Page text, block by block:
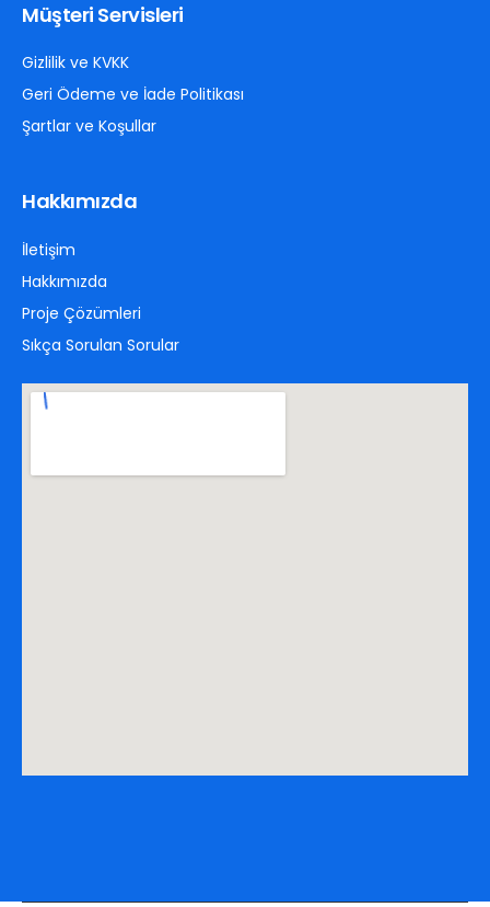
Müşteri Servisleri
Gizlilik ve KVKK
Geri Ödeme ve İade Politikası
Şartlar ve Koşullar
Hakkımızda
İletişim
Hakkımızda
Proje Çözümleri
Sıkça Sorulan Sorular